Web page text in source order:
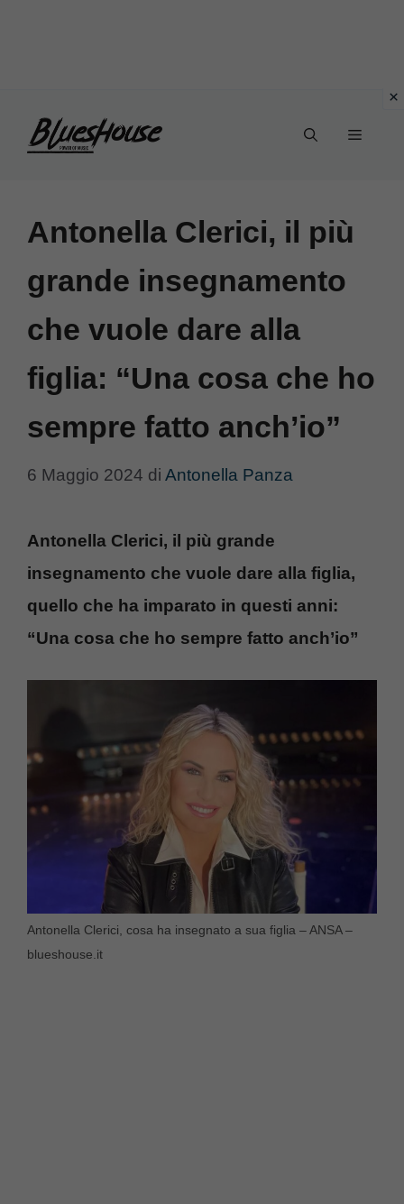
Menu
Antonella Clerici, il più
grande insegnamento
che vuole dare alla
figlia: “Una cosa che ho
sempre fatto anch’io”
6 Maggio 2024 di Antonella Panza
Antonella Clerici, il più grande
insegnamento che vuole dare alla figlia,
quello che ha imparato in questi anni:
“Una cosa che ho sempre fatto anch’io”
Antonella Clerici, cosa ha insegnato a sua figlia – ANSA –
blueshouse.it